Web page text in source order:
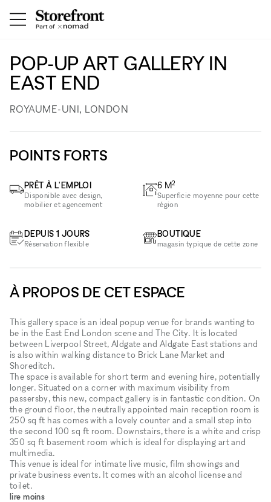
POP-UP ART GALLERY IN
EAST END
ROYAUME-UNI, LONDON
POINTS FORTS
PRÊT À L'EMPLOI
Disponible avec design,
mobilier et agencement
DEPUIS 1 JOURS
Réservation flexible
6 M2
Superficie moyenne pour cette
région
BOUTIQUE
magasin typique de cette zone
À PROPOS DE CET ESPACE
This gallery space is an ideal popup venue for brands wanting to
be in the East End London scene and The City. It is located
between Liverpool Street, Aldgate and Aldgate East stations and
is also within walking distance to Brick Lane Market and
Shoreditch.
The space is available for short term and evening hire, potentially
longer. Situated on a corner with maximum visibility from
passersby, this new, compact gallery is in fantastic condition. On
the ground floor, the neutrally appointed main reception room is
250 sq ft has comes with a lovely counter and a small step into
the second 100 sq ft room. Downstairs, there is a white and crisp
350 sq ft basement room which is ideal for displaying art and
multimedia.
This venue is ideal for intimate live music, film showings and
private business events. It comes with an alcohol license and
toilet.
lire moins